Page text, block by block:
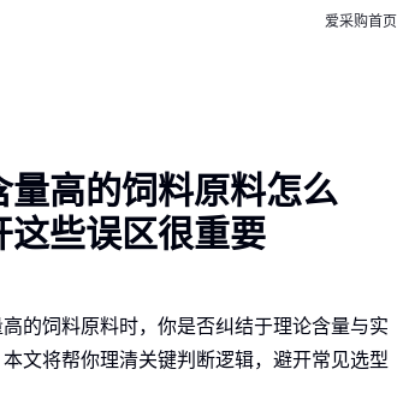
爱采购首页
量高的饲料原料怎么
这些误区很重要
的饲料原料时，你是否纠结于理论含量与实
文将帮你理清关键判断逻辑，避开常见选型